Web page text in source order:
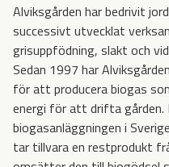
Alviksgården har bedrivit
successivt utvecklat
grisuppfödning, slakt och
Sedan 1997 har
för att producera biogas
energi för att drifta
biogasanläggningen i
tar tillvara en restprodukt